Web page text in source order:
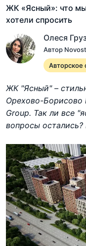
ЖК «Ясный»: что мы
хотели спросить
Олеся
Автор
Авторское
ЖК "Ясный" –
Орехово-Борисово
Group. Так ли все
вопросы